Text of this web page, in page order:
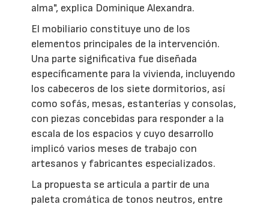
alma", explica Dominique Alexandra.
El mobiliario constituye uno de los
elementos principales de la intervención.
Una parte significativa fue diseñada
específicamente para la vivienda, incluyendo
los cabeceros de los siete dormitorios, así
como sofás, mesas, estanterías y consolas,
con piezas concebidas para responder a la
escala de los espacios y cuyo desarrollo
implicó varios meses de trabajo con
artesanos y fabricantes especializados.
La propuesta se articula a partir de una
paleta cromática de tonos neutros, entre